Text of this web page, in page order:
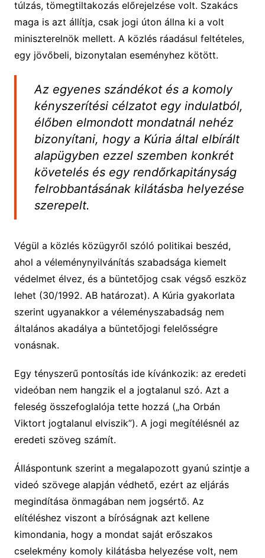
túlzás, tömegtiltakozás előrejelzése volt. Szakács
maga is azt állítja, csak jogi úton állna ki a volt
miniszterelnök mellett. A közlés ráadásul feltételes,
egy jövőbeli, bizonytalan eseményhez kötött.
Az egyenes szándékot és a komoly
kényszerítési célzatot egy indulatból,
élőben elmondott mondatnál nehéz
bizonyítani, hogy a Kúria által elbírált
alapügyben ezzel szemben konkrét
követelés és egy rendőrkapitányság
felrobbantásának kilátásba helyezése
szerepelt.
Végül a közlés közügyről szóló politikai beszéd,
ahol a véleménynyilvánítás szabadsága kiemelt
védelmet élvez, és a büntetőjog csak végső eszköz
lehet (30/1992. AB határozat). A Kúria gyakorlata
szerint ugyanakkor a véleményszabadság nem
általános akadálya a büntetőjogi felelősségre
vonásnak.
Egy tényszerű pontosítás ide kívánkozik: az eredeti
videóban nem hangzik el a jogtalanul szó. Azt a
feleség összefoglalója tette hozzá („ha Orbán
Viktort jogtalanul elviszik”). A jogi megítélésnél az
eredeti szöveg számít.
Álláspontunk szerint a megalapozott gyanú szintje a
videó szövege alapján védhető, ezért az eljárás
megindítása önmagában nem jogsértő. Az
elítéléshez viszont a bíróságnak azt kellene
kimondania, hogy a mondat saját erőszakos
cselekmény komoly kilátásba helyezése volt, nem